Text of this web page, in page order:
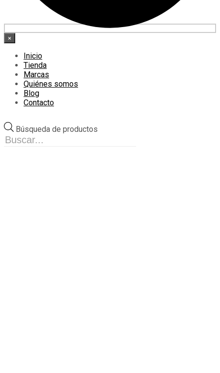
×
Inicio
Tienda
Marcas
Quiénes somos
Blog
Contacto
Búsqueda de productos